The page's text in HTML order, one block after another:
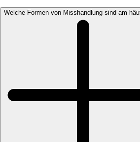
Welche Formen von Misshandlung sind am